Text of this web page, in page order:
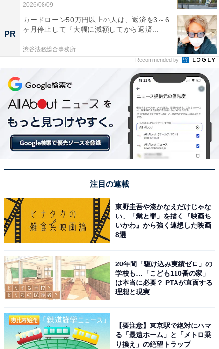
2026/08/09
PR
カードローン50万円以上の人は、返済を3～6
ヶ月停止して『大幅に減額してから返済...
渋谷法務総合事務所
Recommended by
注目の連載
東野圭吾や湊かなえだけじゃな
い、「業と罪」を描く『映画ち
いかわ』から強く連想した映画
8選
20年間「駆け込み実績ゼロ」の
学校も…「こども110番の家」
は本当に必要？ PTAが直面する
理想と現実
【要注意】東京駅で絶対にハマ
る「最遠ホーム」と「メトロ乗
り換え」の絶望トラップ